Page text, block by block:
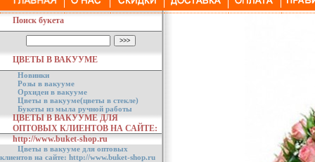
Поиск букета
ЦВЕТЫ В ВАКУУМЕ
Новинки
Розы в вакууме
Орхидеи в вакууме
Цветы в вакууме(цветы в стекле)
Букеты из мыла ручной работы
ЦВЕТЫ В ВАКУУМЕ ДЛЯ
ОПТОВЫХ КЛИЕНТОВ НА САЙТЕ:
http://www.buket-shop.ru
Цветы в вакууме для оптовых
клиентов на сайте: http://www.buket-shop.ru